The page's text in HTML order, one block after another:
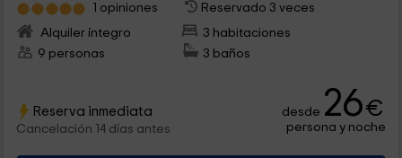
1 opiniones
Reservado 3 veces
Alquiler íntegro
3 habitaciones
9 personas
3 baños
Reserva inmediata
Cancelación 14 días antes
desde 26€
persona y noche